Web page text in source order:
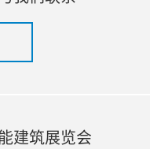
建筑展览会